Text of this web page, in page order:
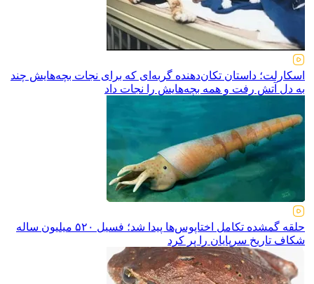
اسکارلت؛ داستان تکان‌دهنده گربه‌ای که برای نجات بچه‌هایش چند
به دل آتش رفت و همه بچه‌هایش را نجات داد
حلقه گمشده تکامل اختاپوس‌ها پیدا شد؛ فسیل ۵۲۰ میلیون ساله
شکاف تاریخ سرپایان را پر کرد